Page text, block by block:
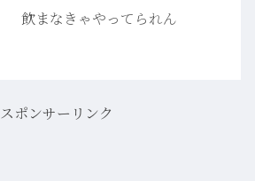
飲まなきゃやってられん
スポンサーリンク